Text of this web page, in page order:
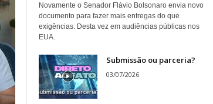
Novamente o Senador Flávio Bolsonaro envia novo
documento para fazer mais entregas do que
exigências. Desta vez em audiências públicas nos
EUA.
Submissão ou parceria?
03/07/2026